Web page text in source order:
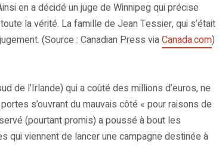
en a décidé un juge de Winnipeg qui précise
la vérité. La famille de Jean Tessier, qui s’était
(Source : Canadian Press viaCanada.com)
de l’Irlande) qui a coûté des millions d’euros, ne
s’ouvrant du mauvais côté « pour raisons de
(pourtant promis) a poussé à bout les
viennent de lancer une campagne destinée à